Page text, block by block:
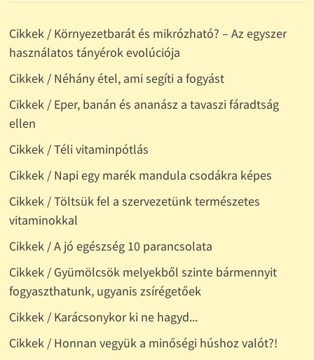
Cikkek / Környezetbarát és mikrózható? – Az egyszer
használatos tányérok evolúciója
Cikkek / Néhány étel, ami segíti a fogyást
Cikkek / Eper, banán és ananász a tavaszi fáradtság
ellen
Cikkek / Téli vitaminpótlás
Cikkek / Napi egy marék mandula csodákra képes
Cikkek / Töltsük fel a szervezetünk természetes
vitaminokkal
Cikkek / A jó egészség 10 parancsolata
Cikkek / Gyümölcsök melyekből szinte bármennyit
fogyaszthatunk, ugyanis zsírégetőek
Cikkek / Karácsonykor ki ne hagyd...
Cikkek / Honnan vegyük a minőségi húshoz valót?!